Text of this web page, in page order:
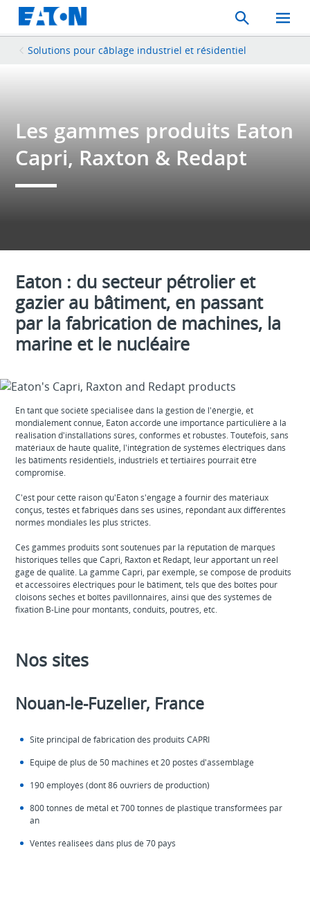
Search
Toggle
Mobile
Solutions pour câblage industriel et résidentiel
Les gammes produits Eaton
Capri, Raxton & Redapt
Eaton : du secteur pétrolier et
gazier au bâtiment, en passant
par la fabrication de machines, la
marine et le nucléaire
En tant que société spécialisée dans la gestion de l'énergie, et
mondialement connue, Eaton accorde une importance particulière à la
réalisation d'installations sûres, conformes et robustes. Toutefois, sans
matériaux de haute qualité, l'intégration de systèmes électriques dans
les bâtiments résidentiels, industriels et tertiaires pourrait être
compromise.
C'est pour cette raison qu'Eaton s'engage à fournir des matériaux
conçus, testés et fabriqués dans ses usines, répondant aux différentes
normes mondiales les plus strictes.
Ces gammes produits sont soutenues par la réputation de marques
historiques telles que Capri, Raxton et Redapt, leur apportant un réel
gage de qualité. La gamme Capri, par exemple, se compose de produits
et accessoires électriques pour le bâtiment, tels que des boîtes pour
cloisons sèches et boîtes pavillonnaires, ainsi que des systèmes de
fixation B-Line pour montants, conduits, poutres, etc.
Nos sites
Nouan-le-Fuzelier, France
Site principal de fabrication des produits CAPRI
Equipé de plus de 50 machines et 20 postes d'assemblage
190 employés (dont 86 ouvriers de production)
800 tonnes de métal et 700 tonnes de plastique transformées par
an
Ventes réalisées dans plus de 70 pays